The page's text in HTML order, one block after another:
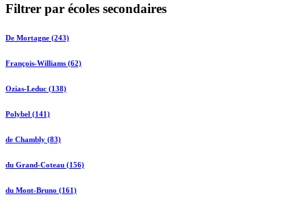
Filtrer par écoles secondaires
De Mortagne (243)
François-Williams (62)
Ozias-Leduc (138)
Polybel (141)
de Chambly (83)
du Grand-Coteau (156)
du Mont-Bruno (161)